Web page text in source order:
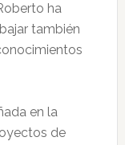
ha
también
en la
de